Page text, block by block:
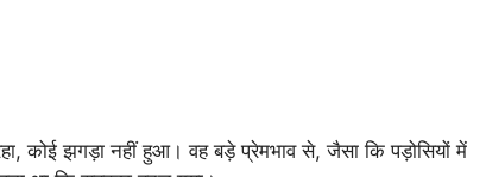
कोई झगड़ा नहीं हुआ। वह बड़े प्रेमभाव से, जैसा कि पड़ोसियों में